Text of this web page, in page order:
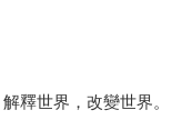
釋世界，改變世界。